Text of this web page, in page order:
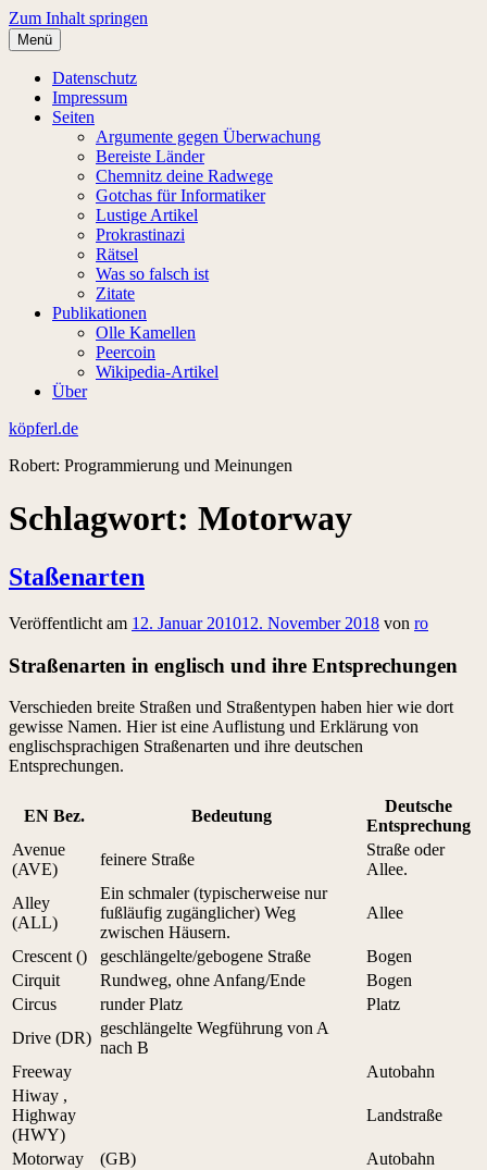
Zum Inhalt springen
Menü
Datenschutz
Impressum
Seiten
Argumente gegen Überwachung
Bereiste Länder
Chemnitz deine Radwege
Gotchas für Informatiker
Lustige Artikel
Prokrastinazi
Rätsel
Was so falsch ist
Zitate
Publikationen
Olle Kamellen
Peercoin
Wikipedia-Artikel
Über
köpferl.de
Robert: Programmierung und Meinungen
Schlagwort: Motorway
Staßenarten
Veröffentlicht am 12. Januar 201012. November 2018 von ro
Straßenarten in englisch und ihre Entsprechungen
Verschieden breite Straßen und Straßentypen haben hier wie dort
gewisse Namen. Hier ist eine Auflistung und Erklärung von
englischsprachigen Straßenarten und ihre deutschen
Entsprechungen.
EN Bez. Bedeutung
Deutsche
Entsprechung
Avenue
(AVE)
feinere Straße
Straße oder
Allee.
Alley
(ALL)
Ein schmaler (typischerweise nur
fußläufig zugänglicher) Weg
zwischen Häusern.
Allee
Crescent () geschlängelte/gebogene Straße
Bogen
Cirquit
Rundweg, ohne Anfang/Ende
Bogen
Circus
runder Platz
Platz
Drive (DR)
geschlängelte Wegführung von A
nach B
Freeway
Autobahn
Hiway ,
Highway
(HWY)
Landstraße
Motorway (GB) Autobahn